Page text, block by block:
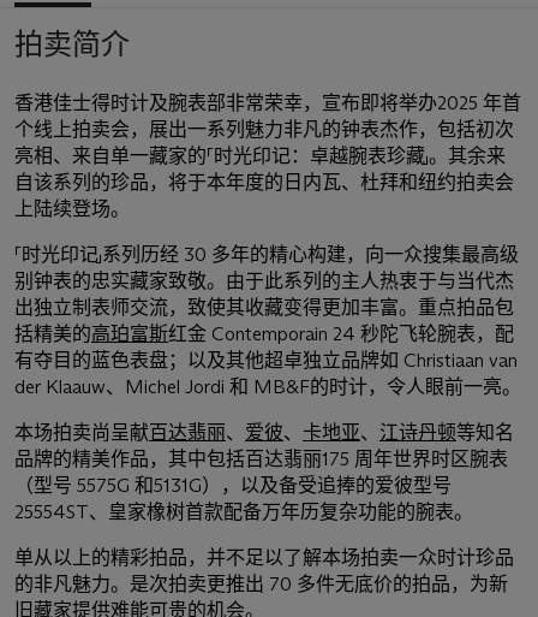
拍卖简介
香港佳士得时计及腕表部非常荣幸，宣布即将举办2025 年首
个线上拍卖会，展出一系列魅力非凡的钟表杰作，包括初次
亮相、来自单一藏家的「时光印记：卓越腕表珍藏」。其余来
自该系列的珍品，将于本年度的日内瓦、杜拜和纽约拍卖会
上陆续登场。
「时光印记」系列历经 30 多年的精心构建，向一众搜集最高级
别钟表的忠实藏家致敬。由于此系列的主人热衷于与当代杰
出独立制表师交流，致使其收藏变得更加丰富。重点拍品包
括精美的高珀富斯红金 Contemporain 24 秒陀飞轮腕表，配
有夺目的蓝色表盘；以及其他超卓独立品牌如 Christiaan van
der Klaauw、Michel Jordi 和 MB&F的时计，令人眼前一亮。
本场拍卖尚呈献百达翡丽、 爱彼、 卡地亚、 江诗丹顿等知名
品牌的精美作品，其中包括百达翡丽175 周年世界时区腕表
（型号 5575G 和5131G），以及备受追捧的爱彼型号
25554ST、皇家橡树首款配备万年历复杂功能的腕表。
单从以上的精彩拍品，并不足以了解本场拍卖一众时计珍品
的非凡魅力。是次拍卖更推出 70 多件无底价的拍品，为新
旧藏家提供难能可贵的机会。